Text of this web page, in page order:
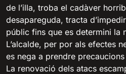
de l’illa, troba el cadàver
desapareguda, tracta
públic fins que es determini la
L’alcalde, per por als efectes
es nega a prendre
La renovació dels atacs